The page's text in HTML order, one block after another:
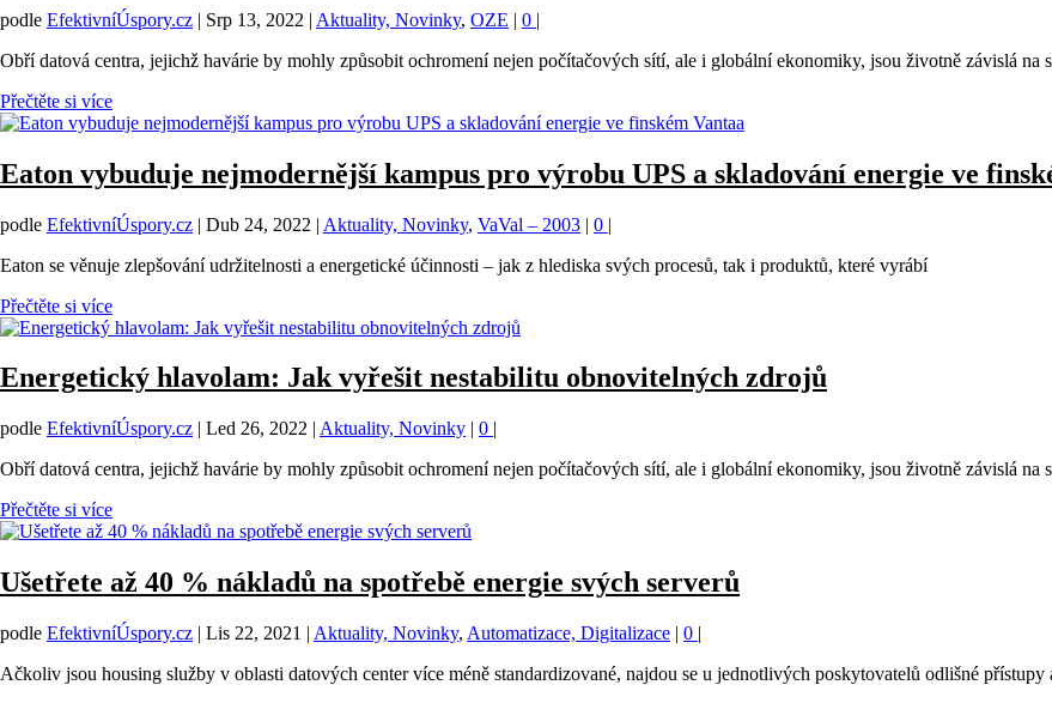
podle EfektivníÚspory.cz | Srp 13, 2022 | Aktuality, Novinky, OZE | 0 |
Obří datová centra, jejichž havárie by mohly způsobit ochromení nejen počítačových sítí, ale i globální ekonomiky, jsou životně závislá na
Přečtěte si více
Eaton vybuduje nejmodernější kampus pro výrobu UPS a skladování energie ve
podle EfektivníÚspory.cz | Dub 24, 2022 | Aktuality, Novinky, VaVal – 2003 | 0 |
Eaton se věnuje zlepšování udržitelnosti a energetické účinnosti – jak z hlediska svých procesů, tak i produktů, které vyrábí
Přečtěte si více
Energetický hlavolam: Jak vyřešit nestabilitu obnovitelných zdrojů
podle EfektivníÚspory.cz | Led 26, 2022 | Aktuality, Novinky | 0 |
Obří datová centra, jejichž havárie by mohly způsobit ochromení nejen počítačových sítí, ale i globální ekonomiky, jsou životně závislá na
Přečtěte si více
Ušetřete až 40 % nákladů na spotřebě energie svých serverů
podle EfektivníÚspory.cz | Lis 22, 2021 | Aktuality, Novinky, Automatizace, Digitalizace | 0 |
Ačkoliv jsou housing služby v oblasti datových center více méně standardizované, najdou se u jednotlivých poskytovatelů odlišné přístupy